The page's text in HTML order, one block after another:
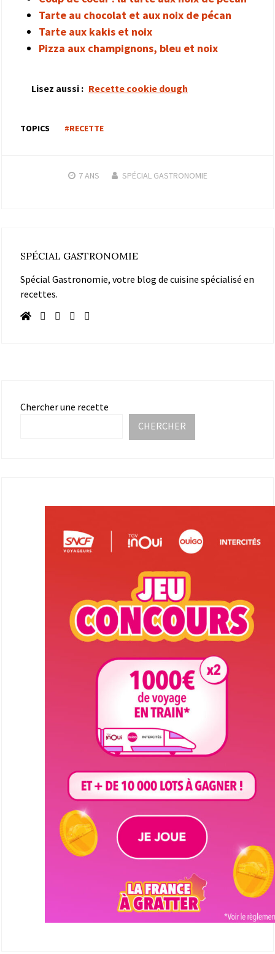
Tarte au chocolat et aux noix de pécan
Tarte aux kakis et noix
Pizza aux champignons, bleu et noix
Lisez aussi : Recette cookie dough
TOPICS #RECETTE
7 ANS SPÉCIAL GASTRONOMIE
SPÉCIAL GASTRONOMIE
Spécial Gastronomie, votre blog de cuisine spécialisé en
recettes.
Chercher une recette
CHERCHER